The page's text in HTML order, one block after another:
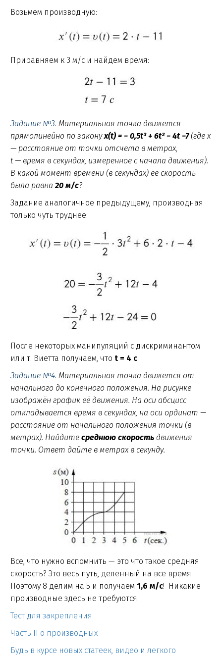
Возьмем производную:
Приравняем к 3 м/с и найдем время:
Задание №3. Материальная точка движется
прямолинейно по законуx(t) = − 0,5t³ + 6t² − 4t −7(где x
— расстояние от точки отсчета в метрах,
t — время в секундах, измеренное с начала движения).
В какой момент времени (в секундах) ее скорость
была равна 20 м/с?
Задание аналогичное предыдущему, производная
только чуть труднее:
После некоторых манипуляций с дискриминантом
или т. Виетта получаем, что t = 4 с.
Задание №4. Материальная точка движется от
начального до конечного положения. На рисунке
изображён график её движения. На оси абсцисс
откладывается время в секундах, на оси ординат —
расстояние от начального положения точки (в
метрах). Найдите среднюю скорость движения
точки. Ответ дайте в метрах в секунду.
Все, что нужно вспомнить — это что такое средняя
скорость? Это весь путь, деленный на все время.
Поэтому 8 делим на 5 и получаем 1,6 м/с! Никакие
производные здесь не требуются.
Тест для закрепления
Часть II о производных
Будь в курсе новых статеек, видео и легкого